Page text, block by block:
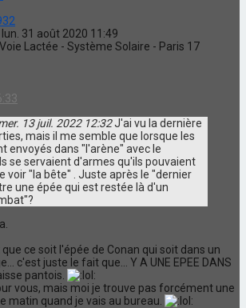
lun. 31 août 2020 11:49
Voie Lactée - Système Solaire - Paris 17
13 juil. 2022 12:32J'ai vu la dernière
mais il me semble que lorsque les
envoyés dans "l'arène" avec le
se servaient d'armes qu'ils pouvaient
voir "la bête" . Juste après le "dernier
une épée qui est restée là d'un
ce soit l'épée de Conan qui soit dans un
c'est juste le fait que... Y A UNE EPEE DANS
pantois.
vous, mais moi je trouve pas forcément une
matin quand je vais au bureau.